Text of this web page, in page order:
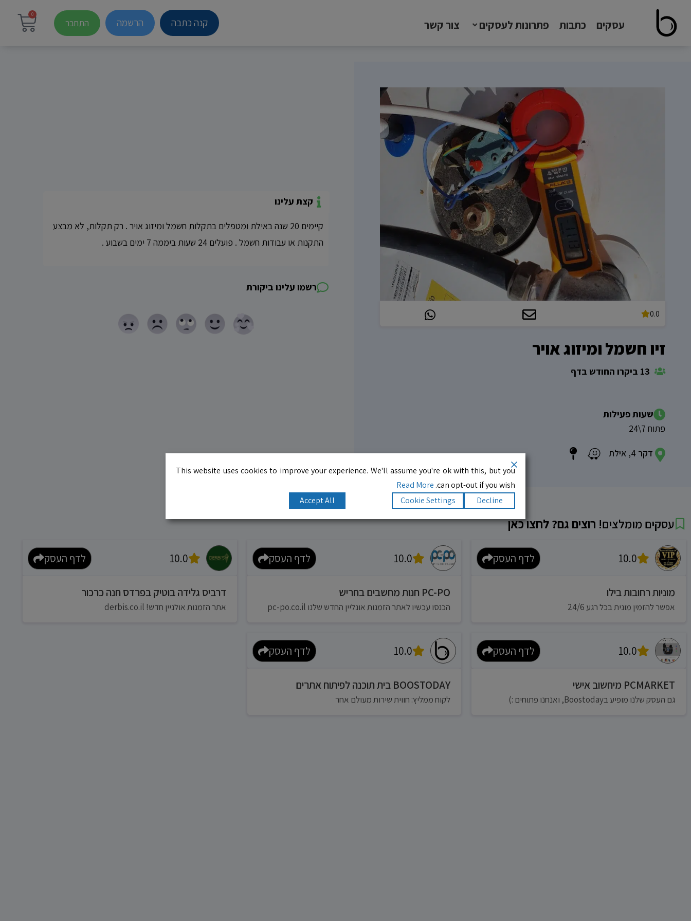
עסקים כתבות פתרונות לעסקים צור קשר קנה כתבה הרשמה התחבר
0
0.0
זיו חשמל ומיזוג אויר
שעות פעילות
פתוח 7\24
דקר 4, אילת
קצת עלינו
קיימים 20 שנה באילת ומטפלים בתקלות חשמל ומיזוג אויר . רק תקלות, לא מבצע
התקנות או עבודות חשמל . פועלים 24 שעות ביממה 7 ימים בשבוע .
רשמו עלינו ביקורת
עסקים מומלצים! רוצים גם? לחצו כאן
10.0 לדף העסק
מוניות רחובות בילו
אפשר להזמין מונית בכל רגע 24/6
10.0 לדף העסק
PC-PO חנות מחשבים בחריש
הכנסו עכשיו לאתר הזמנות אונליין החדש שלנו pc-po.co.il
10.0 לדף העסק
דרביס גלידה בוטיק בפרדס חנה כרכור
אתר הזמנות אולניין חדש! derbis.co.il
10.0 לדף העסק
PCMARKET מיחשוב אישי
גם העסק שלנו מופיע בBoostoday, ואנחנו פתוחים :)
10.0 לדף העסק
BOOSTODAY בית תוכנה לפיתוח אתרים
לקוח ממליץ: חווית שירות מעולם אחר
This website uses cookies to improve your experience. We'll assume you're ok with this, but you
can opt-out if you wish.
Read More
Decline
Cookie Settings
Accept All